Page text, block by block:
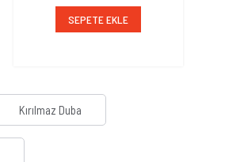
SEPETE EKLE
Kırılmaz Duba